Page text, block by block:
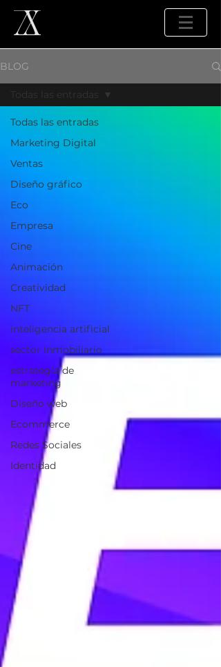
BLOG
Todas las entradas
Marketing Digital
Ventas
Diseño gráfico
Eco
Empresa
Cine
Animación
Creatividad
NFT
inteligencia artificial
sector inmobiliario
estrategia de
marketing
Diseño web
Ecommerce
Redes Sociales
Identidad
Todas las entradas